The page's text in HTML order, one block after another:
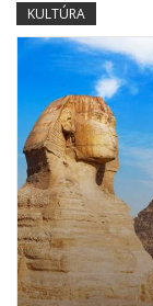
KULTÚRA